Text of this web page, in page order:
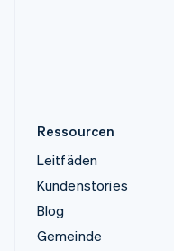
Ressourcen
Leitfäden
Kundenstories
Blog
Gemeinde